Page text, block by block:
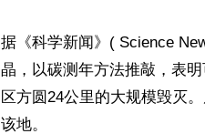
据《科学新闻》( Science
晶，以碳测年方法推敲，表
区方圆24公里的大规模毁灭
该地。